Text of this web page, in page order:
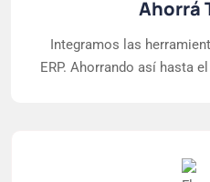
Ahorrá
Integramos las
ERP. Ahorrando así hasta